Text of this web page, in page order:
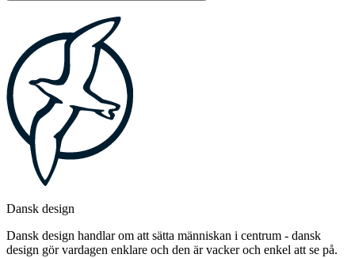
Dansk design
Dansk design handlar om att sätta människan i centrum - dansk
design gör vardagen enklare och den är vacker och enkel att se på.